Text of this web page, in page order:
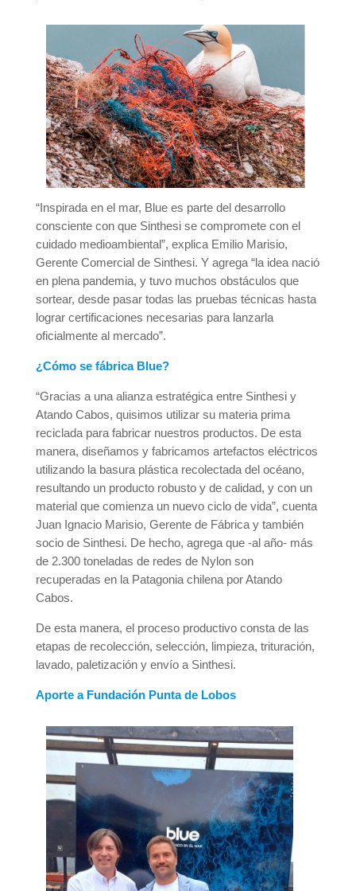
“Inspirada en el mar, Blue es parte del desarrollo
consciente con que Sinthesi se compromete con el
cuidado medioambiental”, explica Emilio Marisio,
Gerente Comercial de Sinthesi. Y agrega “la idea nació
en plena pandemia, y tuvo muchos obstáculos que
sortear, desde pasar todas las pruebas técnicas hasta
lograr certificaciones necesarias para lanzarla
oficialmente al mercado”.
¿Cómo se fábrica Blue?
“Gracias a una alianza estratégica entre Sinthesi y
Atando Cabos, quisimos utilizar su materia prima
reciclada para fabricar nuestros productos. De esta
manera, diseñamos y fabricamos artefactos eléctricos
utilizando la basura plástica recolectada del océano,
resultando un producto robusto y de calidad, y con un
material que comienza un nuevo ciclo de vida”, cuenta
Juan Ignacio Marisio, Gerente de Fábrica y también
socio de Sinthesi. De hecho, agrega que -al año- más
de 2.300 toneladas de redes de Nylon son
recuperadas en la Patagonia chilena por Atando
Cabos.
De esta manera, el proceso productivo consta de las
etapas de recolección, selección, limpieza, trituración,
lavado, paletización y envío a Sinthesi.
Aporte a Fundación Punta de Lobos